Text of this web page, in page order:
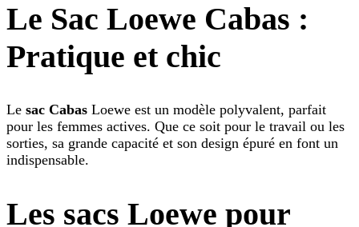
Le Sac Loewe Cabas :
Pratique et chic
Le sac Cabas Loewe est un modèle polyvalent, parfait
pour les femmes actives. Que ce soit pour le travail ou les
sorties, sa grande capacité et son design épuré en font un
indispensable.
Les sacs Loewe pour